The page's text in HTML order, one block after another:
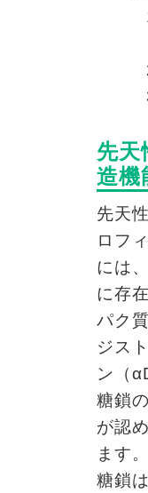
先天
造機
先天
ロフ
には
に存
パク
ジス
ン（
糖鎖
が認
ます
糖鎖